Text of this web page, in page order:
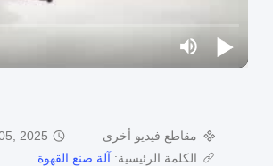
مقاطع فيديو أخرى
2025
الكلمة الرئيسية: آلة صنع القهوة